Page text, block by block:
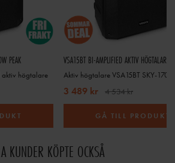
PEAK
aktiv högtalare Aktiv högtalare VSA15BT SKY-
3 489 kr 4 534 kr
GÅ TILL PRODUKT
KUNDER KÖPTE OCKSÅ